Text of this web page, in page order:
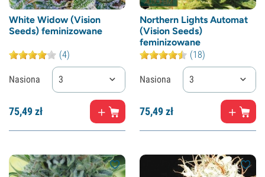
White Widow (Vision
Seeds) feminizowane
(4)
Nasiona 3
75,49zł
Northern Lights Automat
(Vision Seeds)
feminizowane
(18)
Nasiona 3
75,49zł